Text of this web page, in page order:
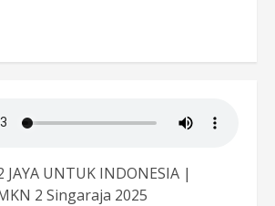
UNTUK INDONESIA |
2 Singaraja 2025